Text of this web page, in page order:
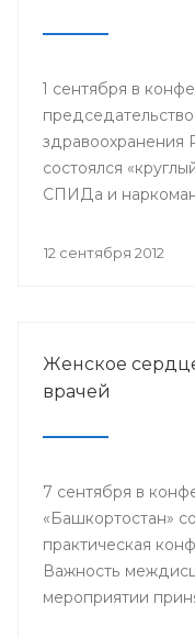
1 сентября в
здравоохранения
состоялся
СПИДа и
12 сентября 2012
Женское
врачей
7 сентября в
«Башкортостан»
практическая
Важность
мероприятии